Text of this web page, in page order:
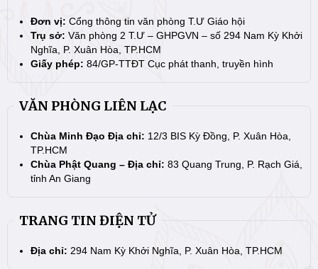
Đơn vị: Cổng thông tin văn phòng T.Ư Giáo hội
Trụ sở: Văn phòng 2 T.Ư – GHPGVN – số 294 Nam Kỳ Khởi
Nghĩa, P. Xuân Hòa, TP.HCM
Giấy phép: 84/GP-TTĐT Cục phát thanh, truyền hình
VĂN PHÒNG LIÊN LẠC
Chùa Minh Đạo Địa chỉ: 12/3 BIS Kỳ Đồng, P. Xuân Hòa,
TP.HCM
Chùa Phật Quang – Địa chỉ: 83 Quang Trung, P. Rạch Giá,
tỉnh An Giang
TRANG TIN ĐIỆN TỬ
Địa chỉ: 294 Nam Kỳ Khởi Nghĩa, P. Xuân Hòa, TP.HCM